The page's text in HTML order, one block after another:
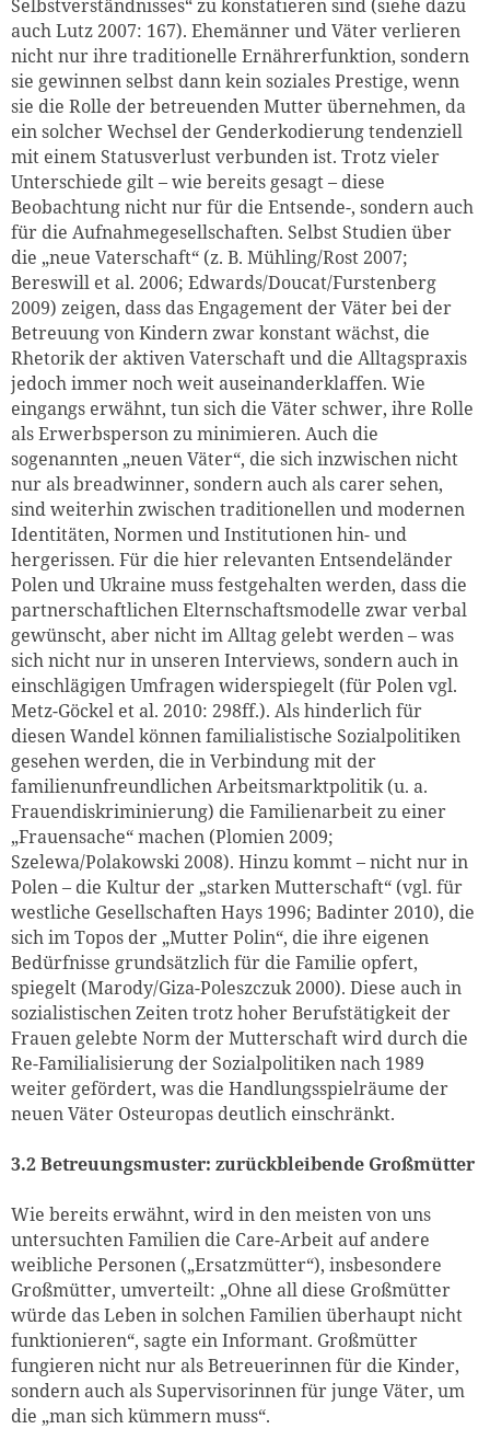
Selbstverständnisses“ zu konstatieren sind (siehe dazu
auch Lutz 2007: 167). Ehemänner und Väter verlieren
nicht nur ihre traditionelle Ernährerfunktion, sondern
sie gewinnen selbst dann kein soziales Prestige, wenn
sie die Rolle der betreuenden Mutter übernehmen, da
ein solcher Wechsel der Genderkodierung tendenziell
mit einem Statusverlust verbunden ist. Trotz vieler
Unterschiede gilt – wie bereits gesagt – diese
Beobachtung nicht nur für die Entsende-, sondern auch
für die Aufnahmegesellschaften. Selbst Studien über
die „neue Vaterschaft“ (z. B. Mühling/Rost 2007;
Bereswill et al. 2006; Edwards/Doucat/Furstenberg
2009) zeigen, dass das Engagement der Väter bei der
Betreuung von Kindern zwar konstant wächst, die
Rhetorik der aktiven Vaterschaft und die Alltagspraxis
jedoch immer noch weit auseinanderklaffen. Wie
eingangs erwähnt, tun sich die Väter schwer, ihre Rolle
als Erwerbsperson zu minimieren. Auch die
sogenannten „neuen Väter“, die sich inzwischen nicht
nur als breadwinner, sondern auch als carer sehen,
sind weiterhin zwischen traditionellen und modernen
Identitäten, Normen und Institutionen hin- und
hergerissen. Für die hier relevanten Entsendeländer
Polen und Ukraine muss festgehalten werden, dass die
partnerschaftlichen Elternschaftsmodelle zwar verbal
gewünscht, aber nicht im Alltag gelebt werden – was
sich nicht nur in unseren Interviews, sondern auch in
einschlägigen Umfragen widerspiegelt (für Polen vgl.
Metz-Göckel et al. 2010: 298ff.). Als hinderlich für
diesen Wandel können familialistische Sozialpolitiken
gesehen werden, die in Verbindung mit der
familienunfreundlichen Arbeitsmarktpolitik (u. a.
Frauendiskriminierung) die Familienarbeit zu einer
„Frauensache“ machen (Plomien 2009;
Szelewa/Polakowski 2008). Hinzu kommt – nicht nur in
Polen – die Kultur der „starken Mutterschaft“ (vgl. für
westliche Gesellschaften Hays 1996; Badinter 2010), die
sich im Topos der „Mutter Polin“, die ihre eigenen
Bedürfnisse grundsätzlich für die Familie opfert,
spiegelt (Marody/Giza-Poleszczuk 2000). Diese auch in
sozialistischen Zeiten trotz hoher Berufstätigkeit der
Frauen gelebte Norm der Mutterschaft wird durch die
Re-Familialisierung der Sozialpolitiken nach 1989
weiter gefördert, was die Handlungsspielräume der
neuen Väter Osteuropas deutlich einschränkt.
3.2 Betreuungsmuster: zurückbleibende Großmütter
Wie bereits erwähnt, wird in den meisten von uns
untersuchten Familien die Care-Arbeit auf andere
weibliche Personen („Ersatzmütter“), insbesondere
Großmütter, umverteilt: „Ohne all diese Großmütter
würde das Leben in solchen Familien überhaupt nicht
funktionieren“, sagte ein Informant. Großmütter
fungieren nicht nur als Betreuerinnen für die Kinder,
sondern auch als Supervisorinnen für junge Väter, um
die „man sich kümmern muss“.